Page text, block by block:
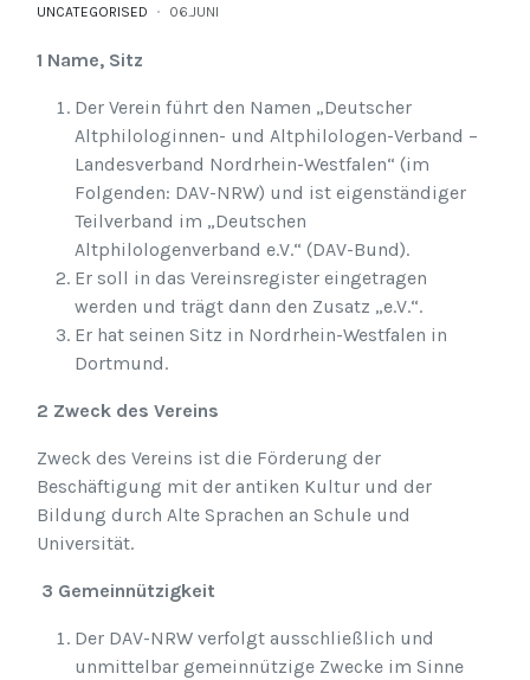
UNCATEGORISED 06.JUNI
1 Name, Sitz
Der Verein führt den Namen „Deutscher
Altphilologinnen- und Altphilologen-Verband –
Landesverband Nordrhein-Westfalen“ (im
Folgenden: DAV-NRW) und ist eigenständiger
Teilverband im „Deutschen
Altphilologenverband e.V.“ (DAV-Bund).
Er soll in das Vereinsregister eingetragen
werden und trägt dann den Zusatz „e.V.“.
Er hat seinen Sitz in Nordrhein-Westfalen in
Dortmund.
2 Zweck des Vereins
Zweck des Vereins ist die Förderung der
Beschäftigung mit der antiken Kultur und der
Bildung durch Alte Sprachen an Schule und
Universität.
3 Gemeinnützigkeit
Der DAV-NRW verfolgt ausschließlich und
unmittelbar gemeinnützige Zwecke im Sinne